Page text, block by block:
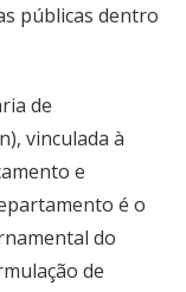
públicas dentro
de
vinculada à
e
é o
do
de